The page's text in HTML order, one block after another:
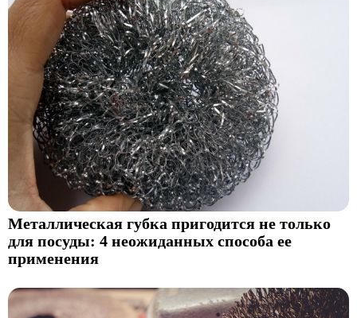
Металлическая губка пригодится не только
для посуды: 4 неожиданных способа ее
применения